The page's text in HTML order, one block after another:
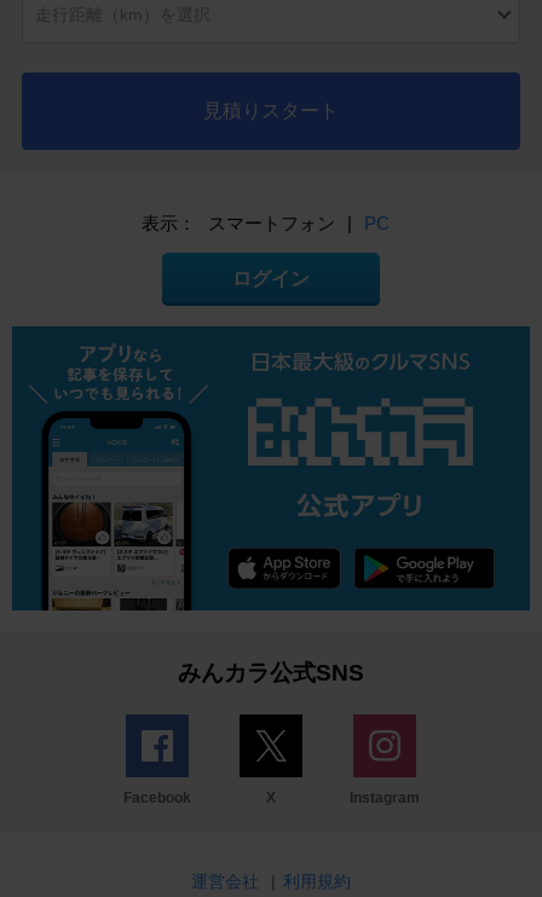
見積りスタート
表示： スマートフォン | PC
ログイン
みんカラ公式SNS
Facebook X Instagram
運営会社 | 利用規約